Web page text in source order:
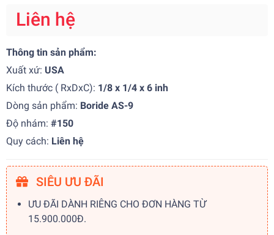
Liên hệ
Thông tin sản phẩm:
Xuất xứ: USA
Kích thước ( RxDxC): 1/8 x 1/4 x 6 inh
Dòng sản phẩm: Boride AS-9
Độ nhám: #150
Quy cách: Liên hệ
SIÊU ƯU ĐÃI
ƯU ĐÃI DÀNH RIÊNG CHO ĐƠN HÀNG TỪ
15.900.000Đ.